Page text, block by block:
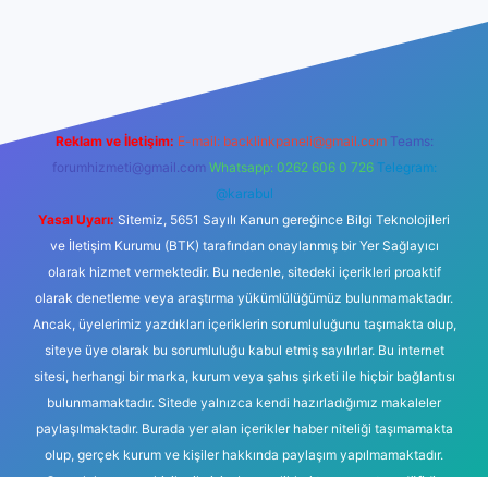
Reklam ve İletişim: E-mail: backlinkpaneli@gmail.com Teams:
forumhizmeti@gmail.com Whatsapp: 0262 606 0 726 Telegram:
@karabul
Yasal Uyarı: Sitemiz, 5651 Sayılı Kanun gereğince Bilgi Teknolojileri
ve İletişim Kurumu (BTK) tarafından onaylanmış bir Yer Sağlayıcı
olarak hizmet vermektedir. Bu nedenle, sitedeki içerikleri proaktif
olarak denetleme veya araştırma yükümlülüğümüz bulunmamaktadır.
Ancak, üyelerimiz yazdıkları içeriklerin sorumluluğunu taşımakta olup,
siteye üye olarak bu sorumluluğu kabul etmiş sayılırlar. Bu internet
sitesi, herhangi bir marka, kurum veya şahıs şirketi ile hiçbir bağlantısı
bulunmamaktadır. Sitede yalnızca kendi hazırladığımız makaleler
paylaşılmaktadır. Burada yer alan içerikler haber niteliği taşımamakta
olup, gerçek kurum ve kişiler hakkında paylaşım yapılmamaktadır.